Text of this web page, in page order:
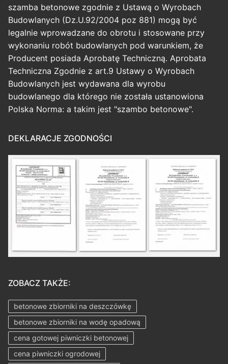
szamba betonowe zgodnie z Ustawą o Wyrobach
Budowlanych (Dz.U.92/2004 poz 881) mogą być
legalnie wprowadzane do obrotu i stosowane przy
wykonaniu robót budowlanych pod warunkiem, że
Producent posiada Aprobatę Techniczną. Aprobata
Techniczna Zgodnie z art.9 Ustawy o Wyrobach
Budowlanych jest wydawana dla wyrobu
budowlanego dla którego nie została ustanowiona
Polska Norma: a takim jest "szambo betonowe".
DEKLARACJE ZGODNOŚCI
ZOBACZ TAKŻE:
betonowe zbiorniki na deszczówkę
betonowe zbiorniki na wodę opadową
cena gotowej piwniczki betonowej
cena piwniczki ogrodowej